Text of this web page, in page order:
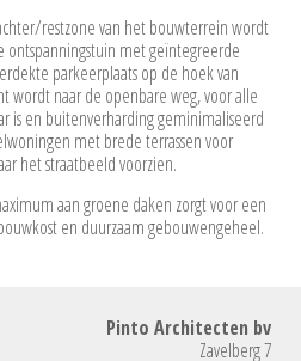
restzone van het bouwterrein wordt
met geïntegreerde
parkeerplaats op de hoek van
wordt naar de openbare weg, voor alle
is en buitenverharding geminimaliseerd
met brede terrassen voor
het straatbeeld voorzien.
aan groene daken zorgt voor een
en duurzaam gebouwengeheel.
Pinto Architecten bv
Zavelberg 7